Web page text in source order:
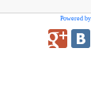
Powered